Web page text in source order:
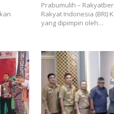
Prabumulih –
Rakyat Indonesia (BRI)
yang dipimpin oleh…